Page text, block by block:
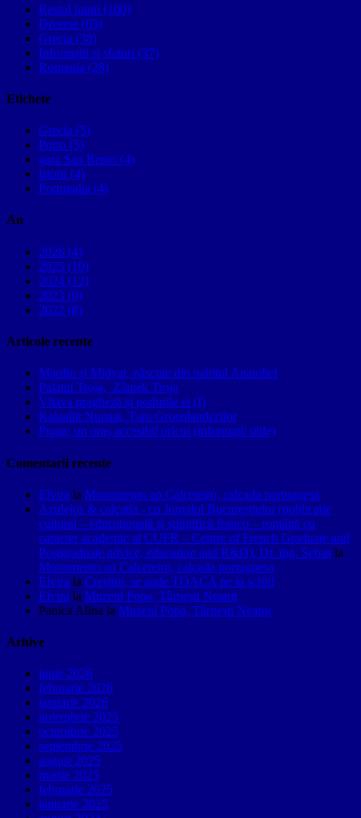
Restul lumii (100)
Diverse (65)
Grecia (38)
Informatii si sfaturi (37)
Romania (28)
Etichete
Grecia (5)
Porto (5)
gara Sao Bento (4)
istorii (4)
Portugalia (4)
An
2026 (4)
2025 (10)
2024 (12)
2023 (9)
2022 (8)
Articole recente
Mardin și Midyat, născute din nahitul Anatoliei
Palatul Troja, Zámek Troja
Vltava pragheză și podurile ei (I)
Kalaallit Nunaat, Țara Groenlandezilor
Praga, un oraș accesibil oricui (informații utile)
Comentarii recente
Elvira la Monumento ao Calceteiro, calçada portuguesa
Azulejos & calçada - cu Jurnalul Bucureștiului (publicație
cultural – educațională și științifică franco – română cu
caracter academic al CUFR – Centre of French Graduate and
Postgraduate advice, education and R&D). Dr. ing. Sebas la
Monumento ao Calceteiro, calçada portuguesa
Elvira la Creştini, se aude TOACA pe la schit!
Elvira la Muzeul Popa, Târpeşti Neamţ
Panica Alina la Muzeul Popa, Târpeşti Neamţ
Arhive
iunie 2026
februarie 2026
ianuarie 2026
noiembrie 2025
octombrie 2025
septembrie 2025
august 2025
martie 2025
februarie 2025
ianuarie 2025